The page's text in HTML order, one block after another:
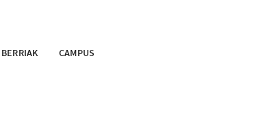
BERRIAK CAMPUS